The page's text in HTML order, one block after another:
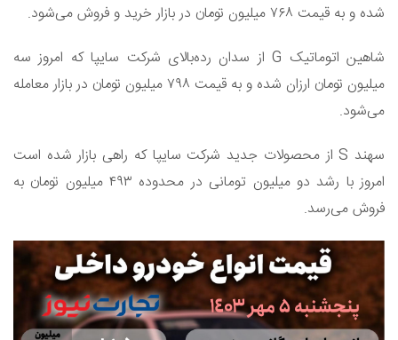
شده و به قیمت ۷۶۸ میلیون تومان در بازار خرید و فروش می‌شود.
شاهین اتوماتیک G از سدان‌ رده‌بالای شرکت سایپا که امروز سه
میلیون تومان ارزان شده و به قیمت ۷۹۸ میلیون تومان در بازار معامله
می‌شود.
سهند S از محصولات جدید شرکت سایپا که راهی بازار شده است
امروز با رشد دو میلیون تومانی در محدوده ۴۹۳ میلیون تومان به
فروش می‌رسد.